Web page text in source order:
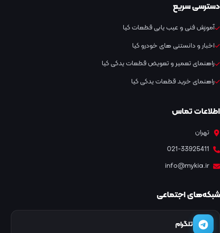
دسترسی سریع
آموزش فنی و عیب یابی قطعات کیا
اخبار و دانستنی های خودرو کیا
راهنمای تعمیر و تعویض قطعات یدکی کیا
راهنمای خرید قطعات یدکی کیا
اطلاعات تماس
تهران
021-33925411
info@mykia.ir
شبکه‌های اجتماعی
تلگرام